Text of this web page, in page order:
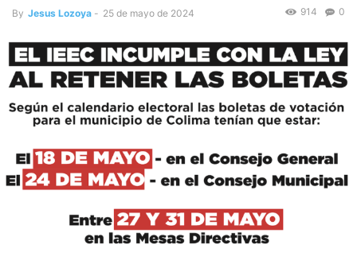
By Jesus Lozoya - 25 de mayo de 2024 0
914